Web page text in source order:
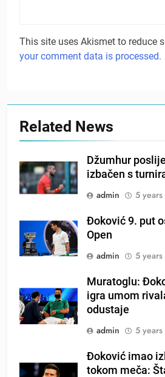
This site uses Akismet to reduce
your comment data is processed.
Related News
Džumhur
izbačen s
admin
5 years
Đoković 9. put
Open
admin
5 years
Muratoglu:
igra umom
odustaje
admin
5 years
Đoković imao
tokom meča: